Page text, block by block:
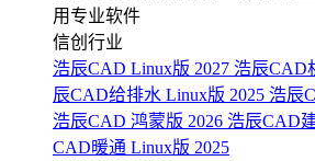
用专业软件
信创行业
浩辰CAD Linux版 2027 浩辰CAD
辰CAD给排水 Linux版 2025 浩辰
浩辰CAD 鸿蒙版 2026 浩辰CAD
CAD暖通 Linux版 2025